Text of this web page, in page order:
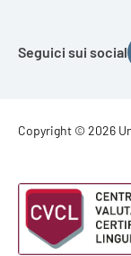
Seguici sui social
Footer -
Copyright © 2026
Footer -